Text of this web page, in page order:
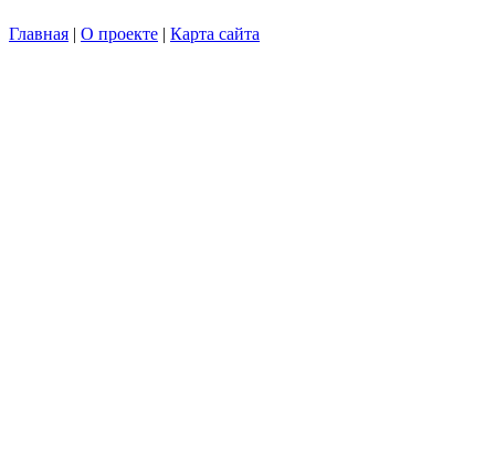
Главная | О проекте | Карта сайта